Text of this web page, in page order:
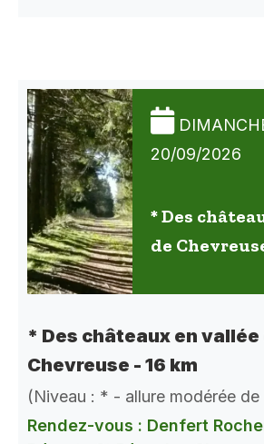
20/09/2026
* Des
de
* Des châteaux en vallée
Chevreuse - 16 km
(Niveau : * - allure modérée
Rendez-vous : Denfert